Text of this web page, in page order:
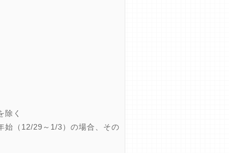
除く
始（12/29～1/3）の場合、その